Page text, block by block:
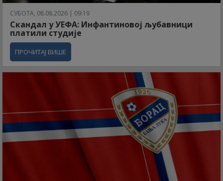
СУБОТА, 08.08.2026 | 09:19
Скандал у УЕФА: Инфантиновој љубавници
платили студије
ПРОЧИТАЈ ВИШЕ